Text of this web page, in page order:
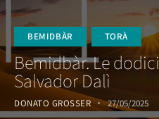
BEMIDBÀR TORÀ
Bemidbàr. Le
Salvador Dalì
DONATO GROSSER 27/05/2025